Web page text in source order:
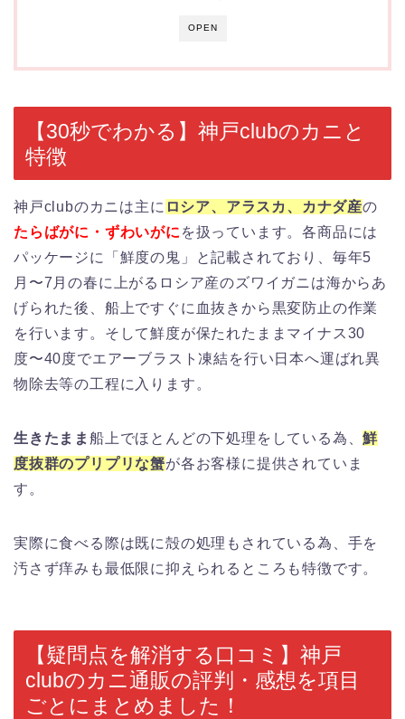
OPEN
【30秒でわかる】神戸clubのカニと
特徴
神戸clubのカニは主に ロシア、アラスカ、カナダ産の
たらばがに・ずわいがに を扱っています。各商品には
パッケージに「鮮度の鬼」と記載されており、毎年5
月〜7月の春に上がるロシア産のズワイガニは海からあ
げられた後、船上ですぐに血抜きから黒変防止の作業
を行います。そして鮮度が保たれたままマイナス30
度〜40度でエアーブラスト凍結を行い日本へ運ばれ異
物除去等の工程に入ります。
生きたまま 船上でほとんどの下処理をしている為、鮮
度抜群のプリプリな蟹が各お客様に提供されていま
す。
実際に食べる際は既に殻の処理もされている為、手を
汚さず痒みも最低限に抑えられるところも特徴です。
【疑問点を解消する口コミ】神戸
clubのカニ通販の評判・感想を項目
ごとにまとめました！